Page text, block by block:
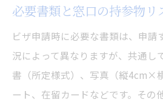
必要書類と窓口の持参物リ
ビザ申請時に必要な書類は、申請
況によって異なりますが、共通し
書（所定様式）、写真（縦4cm×
ート、在留カードなどです。その